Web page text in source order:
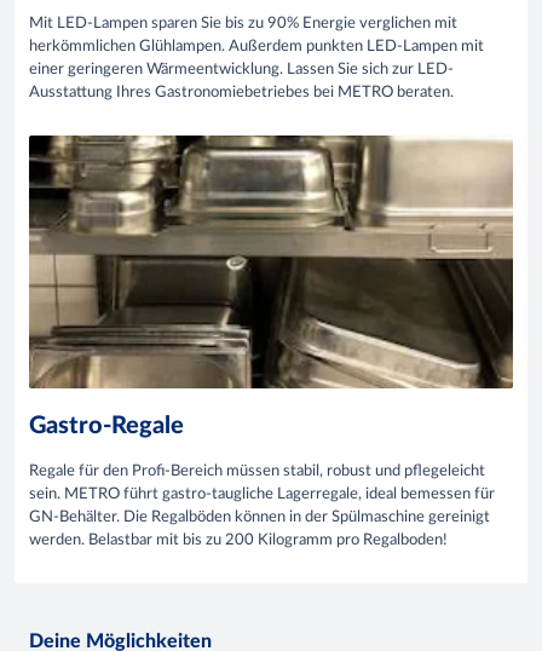
Mit LED-Lampen sparen Sie bis zu 90% Energie verglichen mit
herkömmlichen Glühlampen. Außerdem punkten LED-Lampen mit
einer geringeren Wärmeentwicklung. Lassen Sie sich zur LED-
Ausstattung Ihres Gastronomiebetriebes bei METRO beraten.
Gastro-Regale
Regale für den Profi-Bereich müssen stabil, robust und pflegeleicht
sein. METRO führt gastro-taugliche Lagerregale, ideal bemessen für
GN-Behälter. Die Regalböden können in der Spülmaschine gereinigt
werden. Belastbar mit bis zu 200 Kilogramm pro Regalboden!
Deine Möglichkeiten